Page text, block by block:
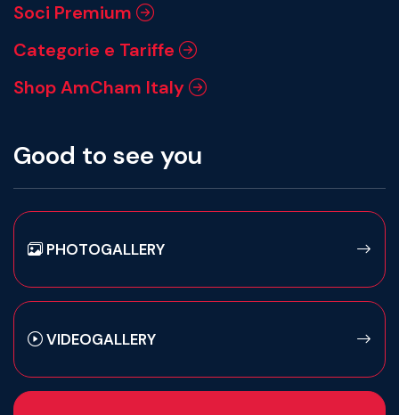
Soci Premium
Categorie e Tariffe
Shop AmCham Italy
Good to see you
PHOTOGALLERY
VIDEOGALLERY